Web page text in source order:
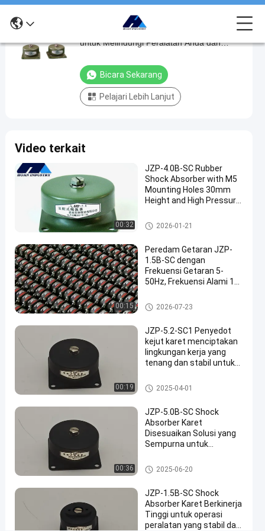
JZP-
0.5C
Melindungi
Peralatan
Anda
Operator
Getaran
dan
Kebisingan
peredam
karet
2025-
04-09
5
pandangan
Berbagi
Elektronik
#
Isolator
Peredam
JZP-0.5C Shock Absorber Karet Kunci
untuk Melindungi Peralatan Anda dan
Bicara Sekarang
Pelajari Lebih Lanjut
Video terkait
00:32
JZP-4.0B-SC Rubber
Shock Absorber with M5
Mounting Holes 30mm
Height and High Pressure
Isolation
peredam kejut karet
2026-01-21
00:15
Peredam Getaran JZP-
1.5B-SC dengan
Frekuensi Getaran 5-
50Hz, Frekuensi Alami 10
Maksimum 1.5kg
peredam kejut karet
2026-07-23
00:19
JZP-5.2-SC1 Penyedot
kejut karet menciptakan
lingkungan kerja yang
tenang dan stabil untuk
peredam kejut karet
2025-04-01
00:36
JZP-5.0B-SC Shock
Absorber Karet
Disesuaikan Solusi yang
Sempurna untuk
dan Kebisingan di Teknik
Jembatan
peredam kejut karet
2025-06-20
JZP-1.5B-SC Shock
Absorber Karet Berkinerja
Tinggi untuk operasi
peralatan yang stabil dan